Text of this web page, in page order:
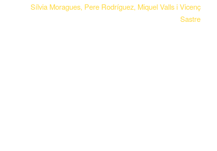
Sílvia Moragues, Pere Rodríguez, Miquel Valls i Vicenç
Sastre